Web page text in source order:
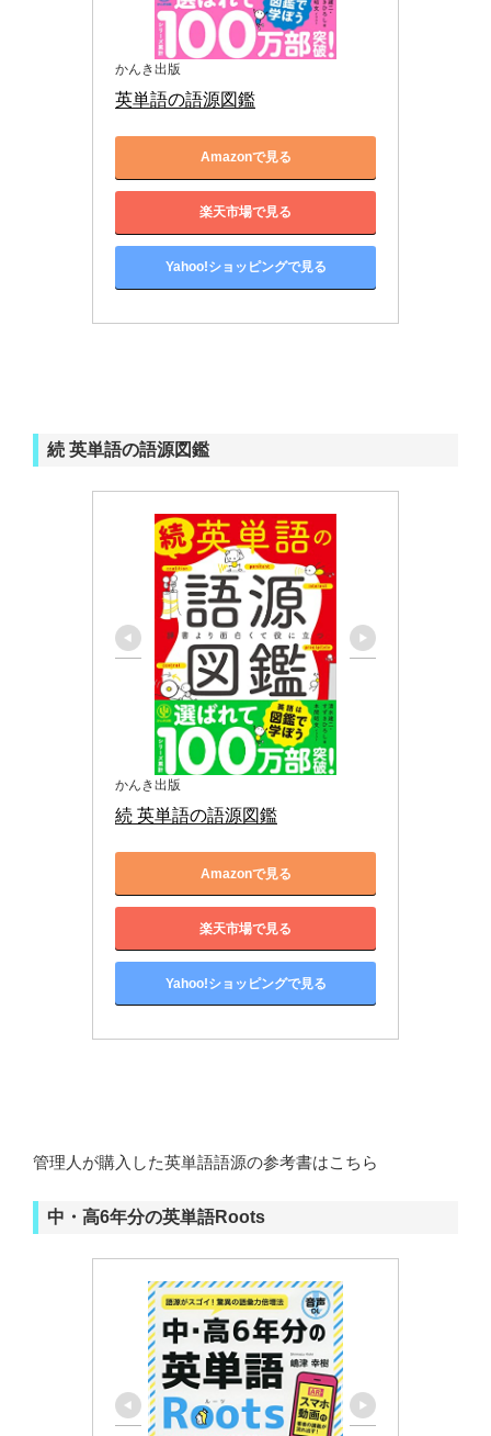
かんき出版
英単語の語源図鑑
Amazonで見る
楽天市場で見る
Yahoo!ショッピングで見る
続 英単語の語源図鑑
かんき出版
続 英単語の語源図鑑
Amazonで見る
楽天市場で見る
Yahoo!ショッピングで見る
管理人が購入した英単語語源の参考書はこちら
中・高6年分の英単語Roots